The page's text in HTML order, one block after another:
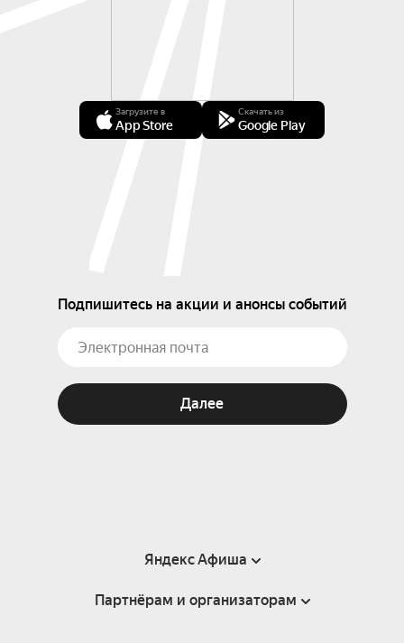
Загрузите в
App Store
Скачать из
Google Play
Подпишитесь на акции и анонсы событий
Далее
Яндекс Афиша
Справка
Партнёрам и организаторам